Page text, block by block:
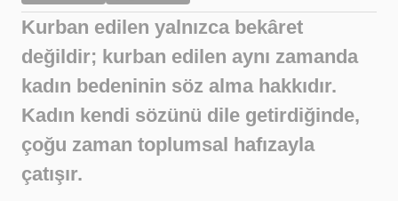
Kurban edilen yalnızca bekâret
değildir; kurban edilen aynı zamanda
kadın bedeninin söz alma hakkıdır.
Kadın kendi sözünü dile getirdiğinde,
çoğu zaman toplumsal hafızayla
çatışır.